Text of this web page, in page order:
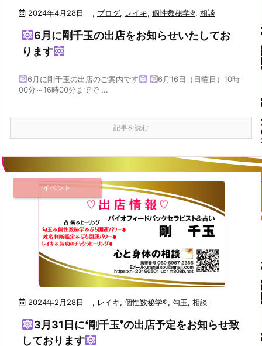
2024年4月28日 , ブログ, レイキ, 個性数秘学®, 相談
6月に剛千玉の出店をお知らせいたしてお
ります
6月に剛千玉の出店のご案内です
6月16日（日曜日）10時
00分～16時00分までで ...
記事を読む
2024年2月28日
イベント
, レイキ, 個性数秘学®, 勾玉, 相談
3月31日に❛剛千玉❜の出店予定をお知らせ致
しております